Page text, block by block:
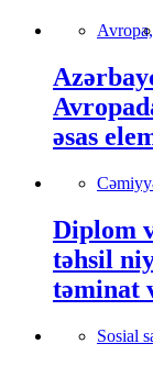
Avropa,
əsas
Diplom
təhsil
təminat
Sosial